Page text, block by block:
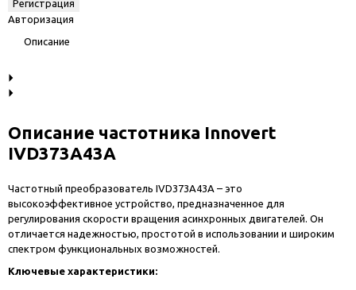
Авторизация
Описание
Описание частотника Innovert
IVD373A43A
Частотный преобразователь IVD373A43A – это
высокоэффективное устройство, предназначенное для
регулирования скорости вращения асинхронных двигателей. Он
отличается надежностью, простотой в использовании и широким
спектром функциональных возможностей.
Ключевые характеристики: